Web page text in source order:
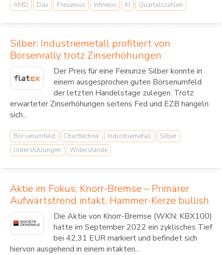
AMD Dax Fresenius Infineon KI Quartalszahlen
Silber: Industriemetall profitiert von
Börsenrally trotz Zinserhöhungen
Der Preis für eine Feinunze Silber konnte in
einem ausgesprochen guten Börsenumfeld
der letzten Handelstage zulegen. Trotz
erwarteter Zinserhöhungen seitens Fed und EZB hangeln
sich...
Börsenumfeld Charttechnik Industriemetall
Silber
Unterstützungen
Widerstände
Aktie im Fokus: Knorr-Bremse – Primärer
Aufwärtstrend intakt, Hammer-Kerze bullish
Die Aktie von Knorr-Bremse (WKN: KBX100)
hatte im September 2022 ein zyklisches Tief
bei 42,31 EUR markiert und befindet sich
hiervon ausgehend in einem intakten...